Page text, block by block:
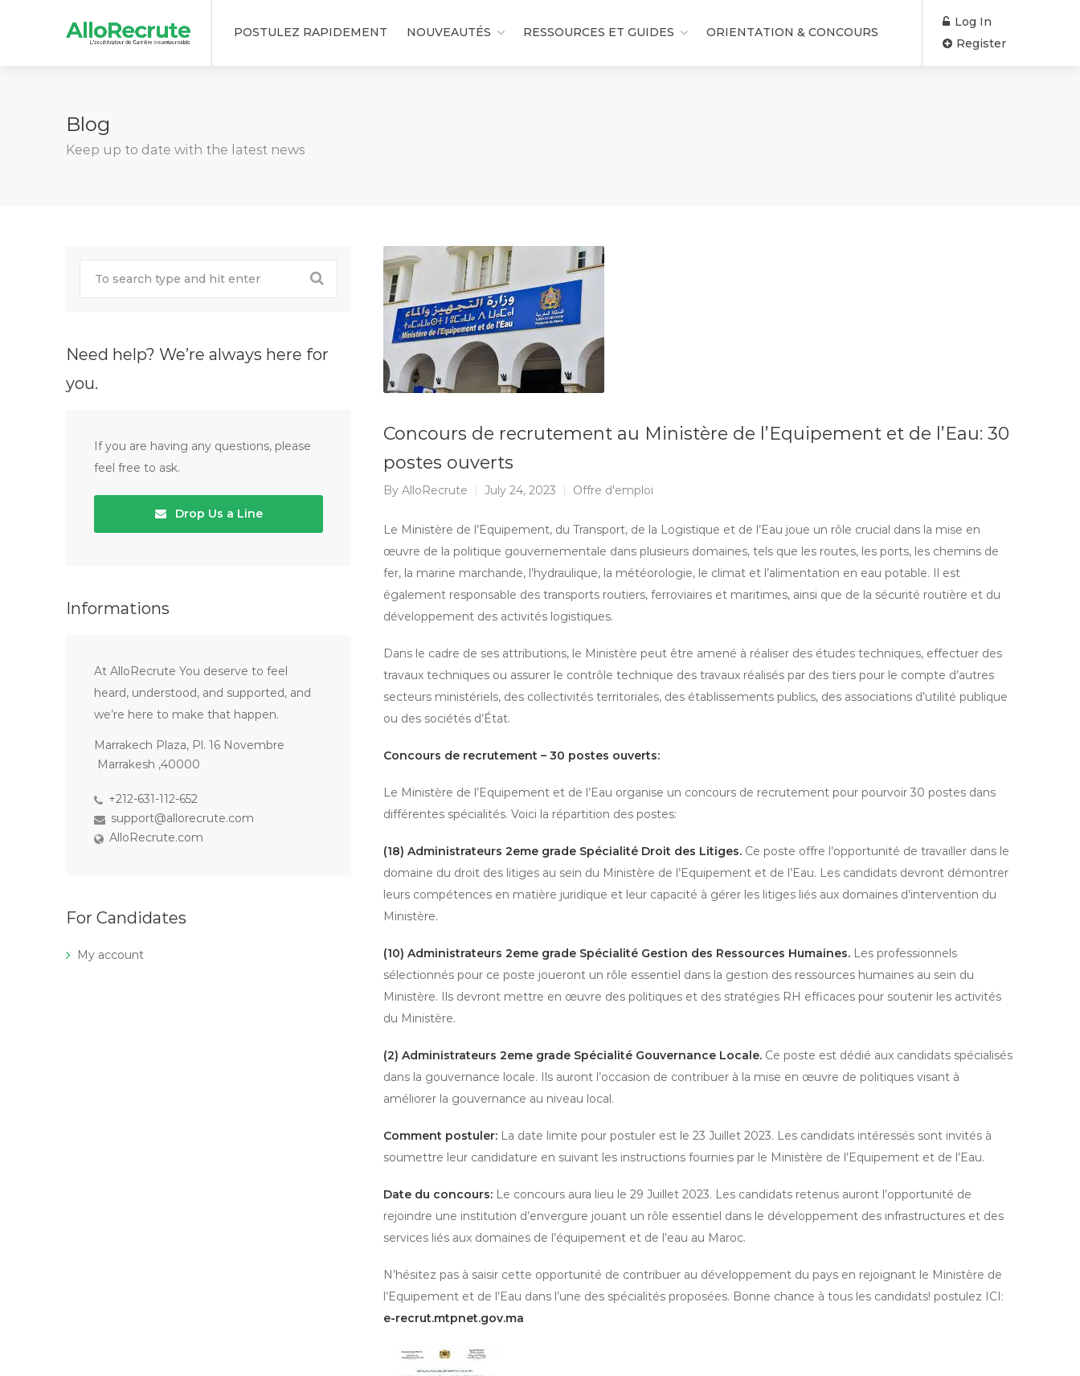
POSTULEZ RAPIDEMENT NOUVEAUTÉS RESSOURCES ET GUIDES ORIENTATION & CONCOURS
Log In
Register
Blog
Keep up to date with the latest news
Concours de recrutement au Ministère de l’Equipement et de l’Eau: 30
postes ouverts
By AlloRecrute July 24, 2023 Offre d'emploi
Le Ministère de l’Equipement, du Transport, de la Logistique et de l’Eau joue un rôle crucial dans la mise en
œuvre de la politique gouvernementale dans plusieurs domaines, tels que les routes, les ports, les chemins de
fer, la marine marchande, l’hydraulique, la météorologie, le climat et l’alimentation en eau potable. Il est
également responsable des transports routiers, ferroviaires et maritimes, ainsi que de la sécurité routière et du
développement des activités logistiques.
Dans le cadre de ses attributions, le Ministère peut être amené à réaliser des études techniques, effectuer des
travaux techniques ou assurer le contrôle technique des travaux réalisés par des tiers pour le compte d’autres
secteurs ministériels, des collectivités territoriales, des établissements publics, des associations d’utilité publique
ou des sociétés d’État.
Concours de recrutement – 30 postes ouverts:
Le Ministère de l’Equipement et de l’Eau organise un concours de recrutement pour pourvoir 30 postes dans
différentes spécialités. Voici la répartition des postes:
(18) Administrateurs 2eme grade Spécialité Droit des Litiges. Ce poste offre l’opportunité de travailler dans le
domaine du droit des litiges au sein du Ministère de l’Equipement et de l’Eau. Les candidats devront démontrer
leurs compétences en matière juridique et leur capacité à gérer les litiges liés aux domaines d’intervention du
Ministère.
(10) Administrateurs 2eme grade Spécialité Gestion des Ressources Humaines. Les professionnels
sélectionnés pour ce poste joueront un rôle essentiel dans la gestion des ressources humaines au sein du
Ministère. Ils devront mettre en œuvre des politiques et des stratégies RH efficaces pour soutenir les activités
du Ministère.
(2) Administrateurs 2eme grade Spécialité Gouvernance Locale. Ce poste est dédié aux candidats spécialisés
dans la gouvernance locale. Ils auront l’occasion de contribuer à la mise en œuvre de politiques visant à
améliorer la gouvernance au niveau local.
Comment postuler: La date limite pour postuler est le 23 Juillet 2023. Les candidats intéressés sont invités à
soumettre leur candidature en suivant les instructions fournies par le Ministère de l’Equipement et de l’Eau.
Date du concours: Le concours aura lieu le 29 Juillet 2023. Les candidats retenus auront l’opportunité de
rejoindre une institution d’envergure jouant un rôle essentiel dans le développement des infrastructures et des
services liés aux domaines de l’équipement et de l’eau au Maroc.
N’hésitez pas à saisir cette opportunité de contribuer au développement du pays en rejoignant le Ministère de
l’Equipement et de l’Eau dans l’une des spécialités proposées. Bonne chance à tous les candidats! postulez ICI:
e-recrut.mtpnet.gov.ma
Need help? We’re always here for
you.
If you are having any questions, please
feel free to ask.
Drop Us a Line
Informations
At AlloRecrute You deserve to feel
heard, understood, and supported, and
we’re here to make that happen.
Marrakech Plaza, Pl. 16 Novembre
Marrakesh ,40000
+212-631-112-652
support@allorecrute.com
AlloRecrute.com
For Candidates
My account